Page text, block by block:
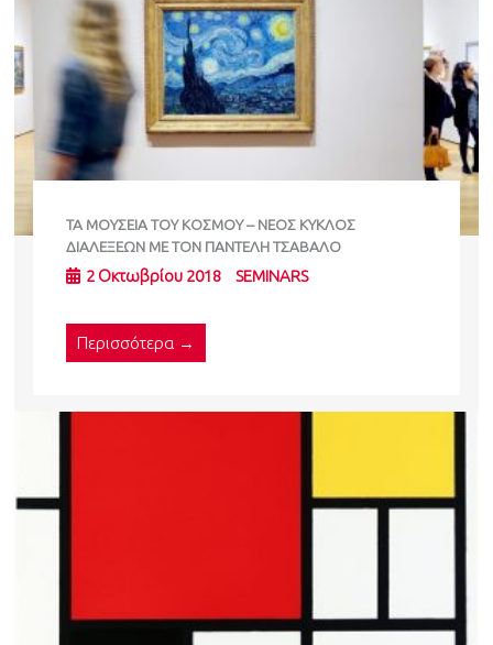
ΤΑ ΜΟΥΣΕΙΑ ΤΟΥ ΚΟΣΜΟΥ – ΝΕΟΣ ΚΥΚΛΟΣ
ΔΙΑΛΕΞΕΩΝ ΜΕ ΤΟΝ ΠΑΝΤΕΛΗ ΤΣΑΒΑΛΟ
2 Οκτωβρίου 2018 SEMINARS
Περισσότερα →